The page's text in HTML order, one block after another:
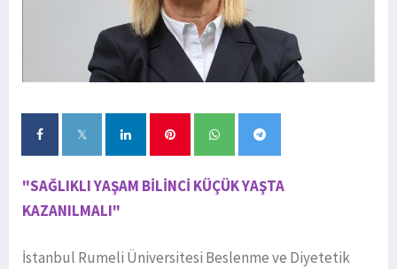
"SAĞLIKLI YAŞAM BİLİNCİ KÜÇÜK YAŞTA
KAZANILMALI"
İstanbul Rumeli Üniversitesi Beslenme ve Diyetetik